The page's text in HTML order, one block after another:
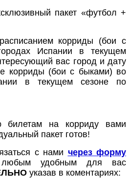
пакет «футбол +
корриды (бои с
Испании в текущем
вас город и дату
корриды (бои с быками) во
в текущем сезоне по
на корриду вами
пакет готов!
с нами через форму
удобным для вас
указав в коментариях: